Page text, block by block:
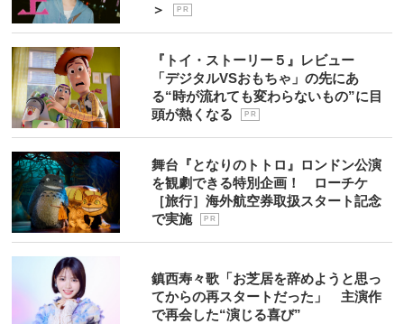
＞
P R
『トイ・ストーリー５』レビュー
「デジタルVSおもちゃ」の先にあ
る“時が流れても変わらないもの”に目
頭が熱くなる
P R
舞台『となりのトトロ』ロンドン公演
を観劇できる特別企画！ ローチケ
［旅行］海外航空券取扱スタート記念
で実施
P R
鎮西寿々歌「お芝居を辞めようと思っ
てからの再スタートだった」 主演作
で再会した“演じる喜び”